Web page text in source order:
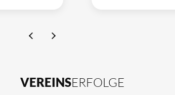
VEREINSERFOLGE